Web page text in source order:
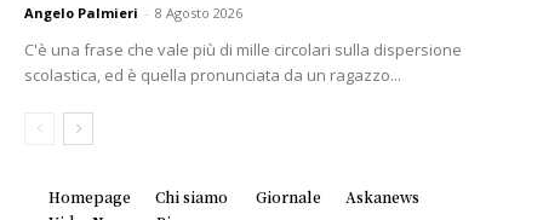
Angelo Palmieri - 8 Agosto 2026
C'è una frase che vale più di mille circolari sulla dispersione
scolastica, ed è quella pronunciata da un ragazzo...
Homepage Chi siamo Giornale
Askanews